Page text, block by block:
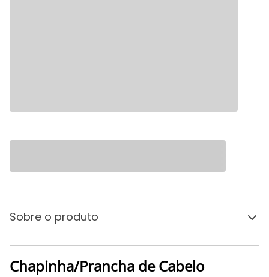
Sobre o produto
Chapinha/Prancha de Cabelo